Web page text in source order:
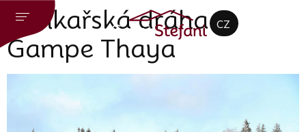
CZ
DE
EN
Sáňkařská dráha
Gampe Thaya